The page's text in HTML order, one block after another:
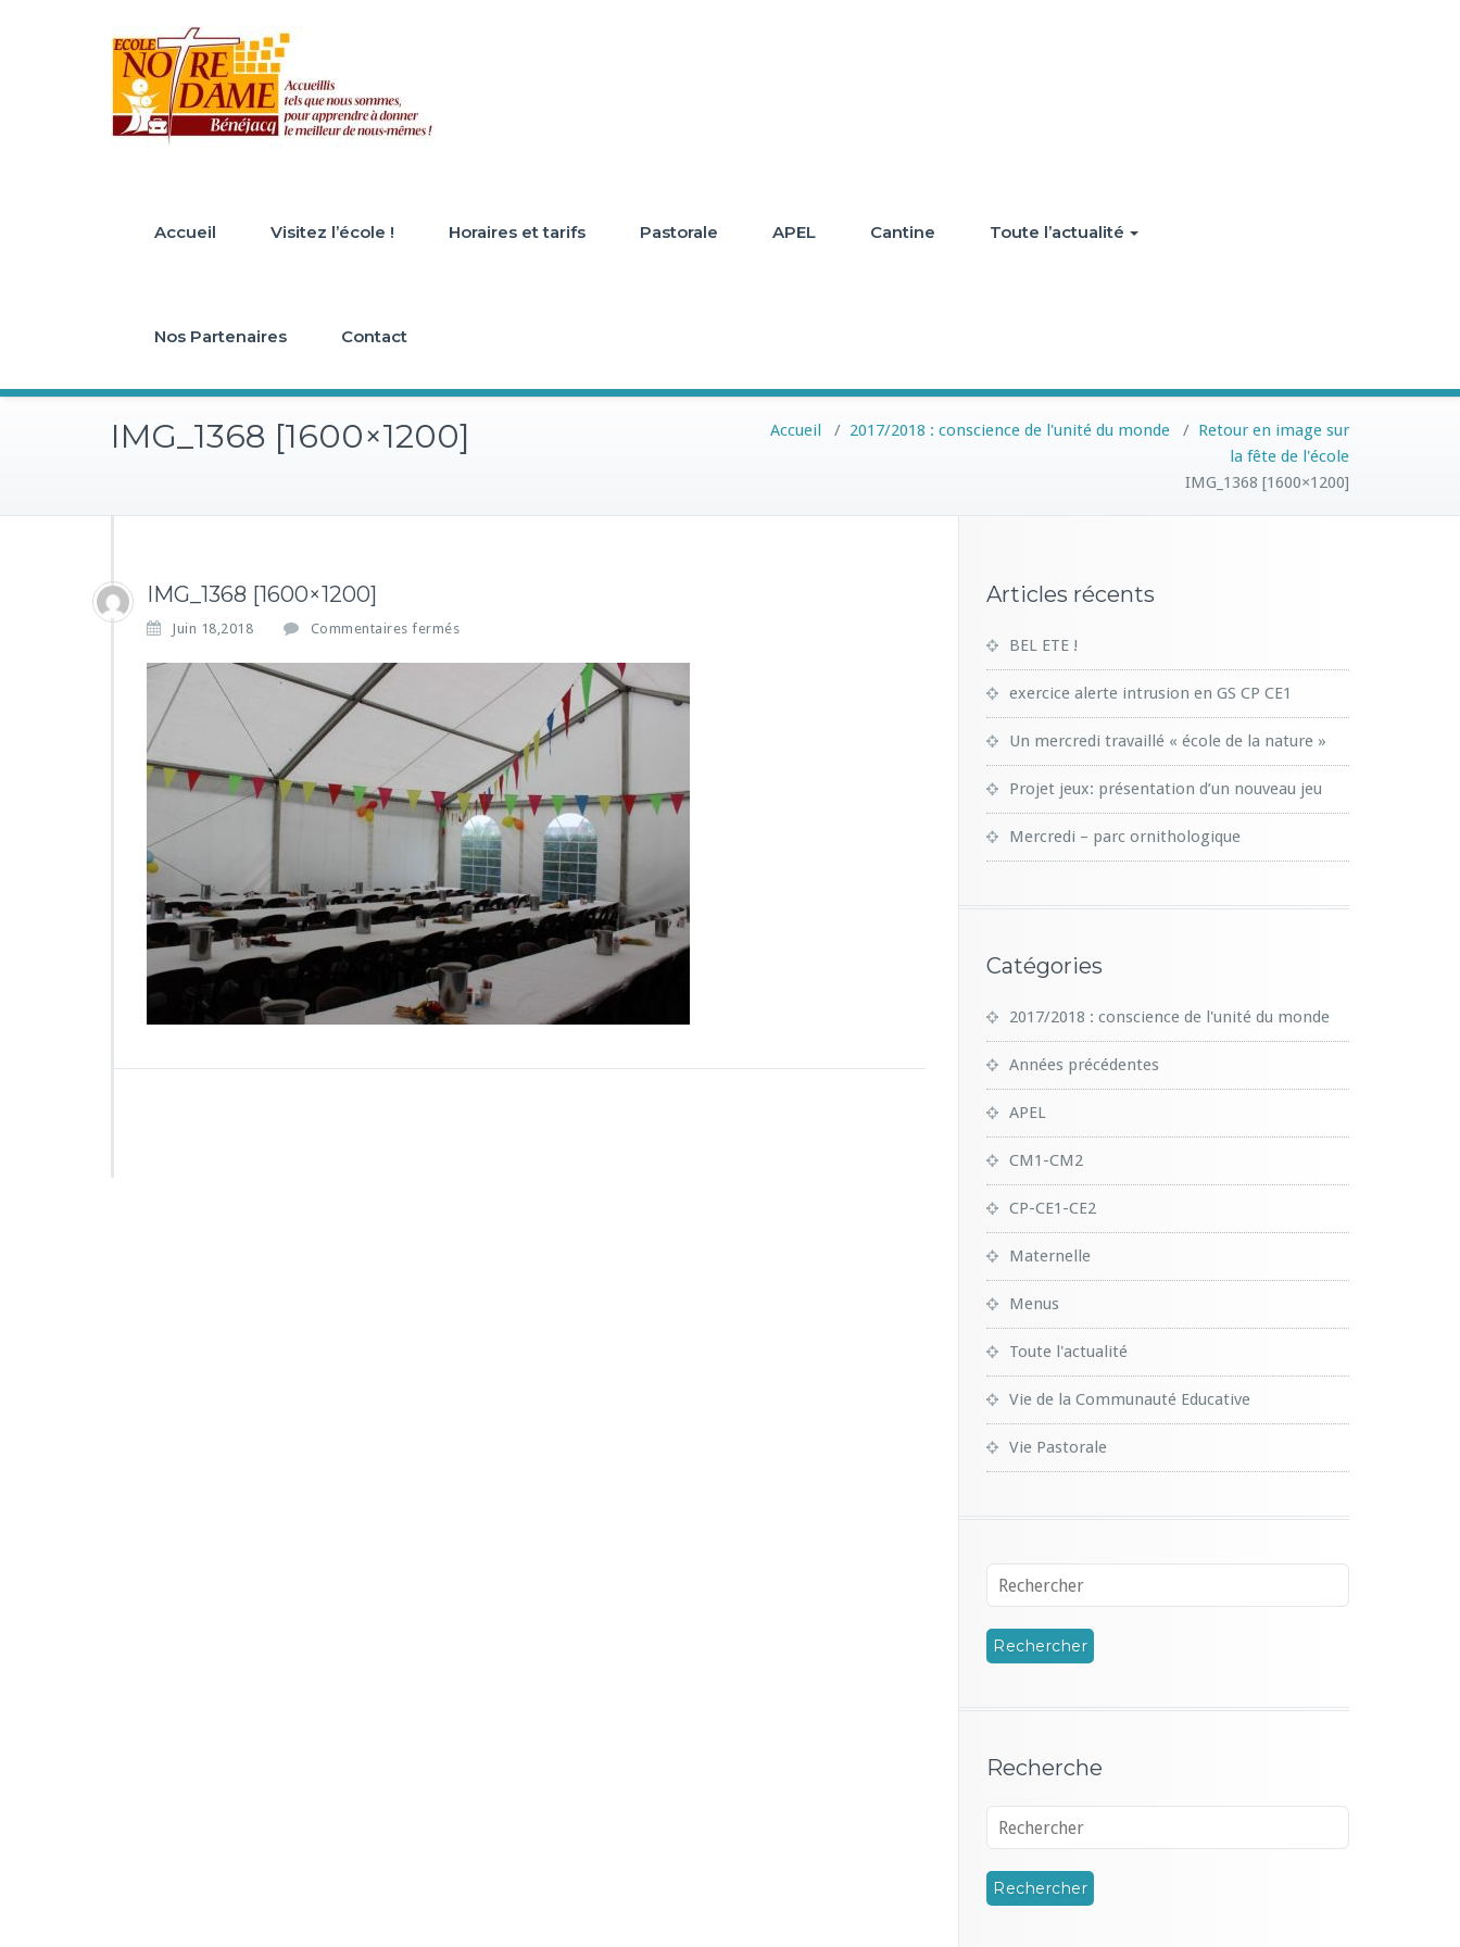
Accueil Visitez l’école ! Horaires et tarifs Pastorale APEL Cantine Toute l’actualité
Nos Partenaires Contact
IMG_1368 [1600×1200] Accueil / 2017/2018 : conscience de l'unité du monde / Retour en image sur
la fête de l'école
IMG_1368 [1600×1200]
IMG_1368 [1600×1200]
Juin 18,2018 Commentaires fermés
M
G
1
3
6
8
[1
6
0
0
1
2
0
Articles récents
BEL ETE !
exercice alerte intrusion en GS CP CE1
Un mercredi travaillé « école de la nature »
Projet jeux: présentation d’un nouveau jeu
Mercredi – parc ornithologique
Catégories
2017/2018 : conscience de l'unité du monde
Années précédentes
APEL
CM1-CM2
CP-CE1-CE2
Maternelle
Menus
Toute l'actualité
Vie de la Communauté Educative
Vie Pastorale
Recherche